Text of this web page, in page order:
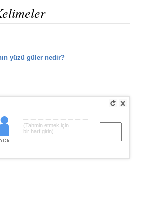
yüzü güler nedir?
(Tahmin etmek için
bir harf girin)